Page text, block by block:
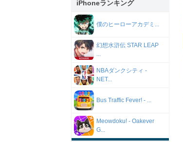
iPhoneランキング
僕のヒーローアカデミ...
幻想水滸伝 STAR LEAP
...
NBAダンクシティ -
NET...
Bus Traffic Fever! - ...
Meowdoku! - Oakever
G...